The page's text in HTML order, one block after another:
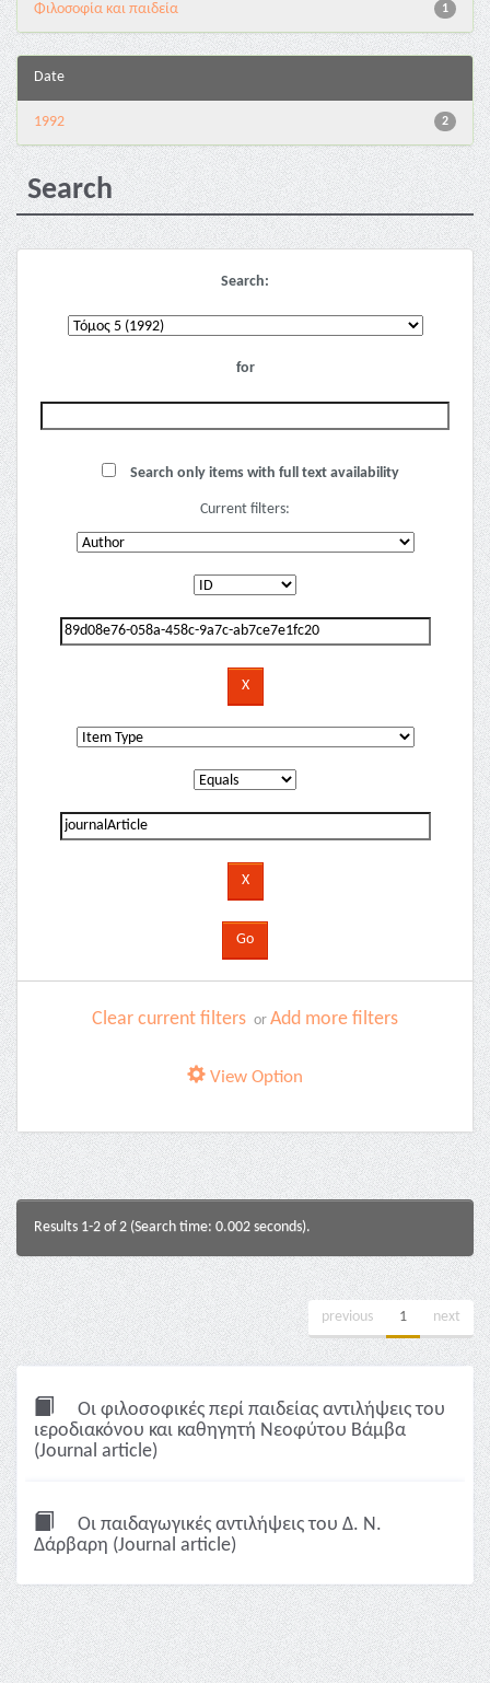
1
Φιλοσοφία και παιδεία
Date
2
1992
Search
Search:
for
Search only items with full text availability
Current filters:
Clear current filters or Add more filters
View Option
Results 1-2 of 2 (Search time: 0.002 seconds).
previous 1 next
Οι φιλοσοφικές περί παιδείας αντιλήψεις του
ιεροδιακόνου και καθηγητή Νεοφύτου Βάμβα
(Journal article)
Οι παιδαγωγικές αντιλήψεις του Δ. Ν.
Δάρβαρη (Journal article)